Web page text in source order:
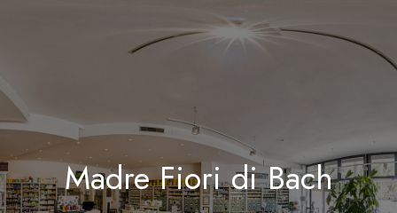
Home
Chi siamo
Il Laboratorio
Shop
Olii Essenziali
Madre Fiori di Bach